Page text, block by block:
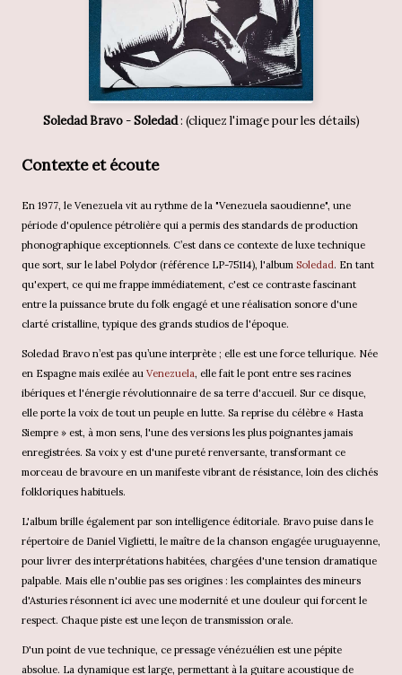
Soledad Bravo-Soledad: (cliquez l'image pour les détails)
Contexte et écoute
En 1977, le Venezuela vit au rythme de la "Venezuela saoudienne", une
période d'opulence pétrolière qui a permis des standards de production
phonographique exceptionnels. C’est dans ce contexte de luxe technique
que sort, sur le label Polydor (référence LP-75114), l'album Soledad. En tant
qu'expert, ce qui me frappe immédiatement, c'est ce contraste fascinant
entre la puissance brute du folk engagé et une réalisation sonore d'une
clarté cristalline, typique des grands studios de l'époque.
Soledad Bravo n’est pas qu’une interprète ; elle est une force tellurique. Née
en Espagne mais exilée au Venezuela, elle fait le pont entre ses racines
ibériques et l'énergie révolutionnaire de sa terre d'accueil. Sur ce disque,
elle porte la voix de tout un peuple en lutte. Sa reprise du célèbre « Hasta
Siempre » est, à mon sens, l'une des versions les plus poignantes jamais
enregistrées. Sa voix y est d'une pureté renversante, transformant ce
morceau de bravoure en un manifeste vibrant de résistance, loin des clichés
folkloriques habituels.
L'album brille également par son intelligence éditoriale. Bravo puise dans le
répertoire de Daniel Viglietti, le maître de la chanson engagée uruguayenne,
pour livrer des interprétations habitées, chargées d'une tension dramatique
palpable. Mais elle n'oublie pas ses origines : les complaintes des mineurs
d'Asturies résonnent ici avec une modernité et une douleur qui forcent le
respect. Chaque piste est une leçon de transmission orale.
D'un point de vue technique, ce pressage vénézuélien est une pépite
absolue. La dynamique est large, permettant à la guitare acoustique de